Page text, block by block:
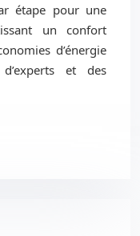
étape pour une
un confort
d’énergie
et des